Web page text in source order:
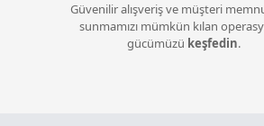
Güvenilir alışveriş ve müşteri
sunmamızı mümkün kılan
gücümüzü keşfedin.